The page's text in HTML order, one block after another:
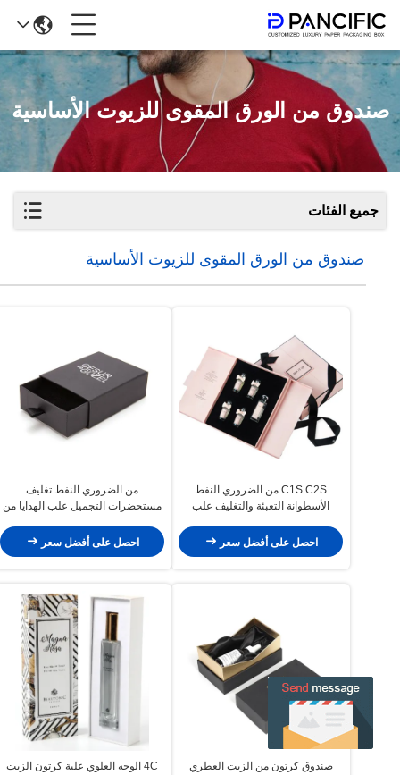
صندوق من الورق المقوى للزيوت الأساسية
جميع الفئات
صندوق من الورق المقوى للزيوت الأساسية
C1S C2S من الضروري النفط
الأسطوانة التعبئة والتغليف علب
رغوة
احصل على أفضل سعر
من الضروري النفط تغليف
مستحضرات التجميل علب الهدايا من
المموج
احصل على أفضل سعر
صندوق كرتون من الزيت العطري
4C الوجه العلوي علبة كرتون الزيت